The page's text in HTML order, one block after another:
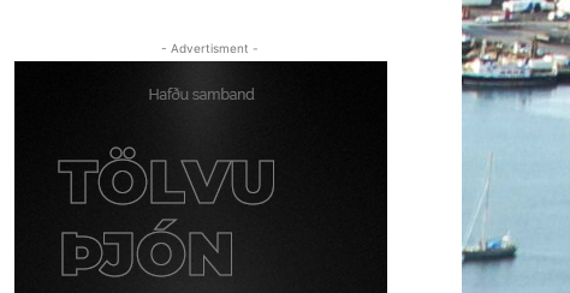
- Advertisment -